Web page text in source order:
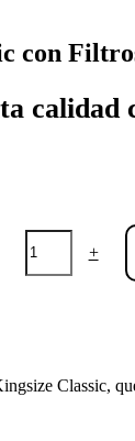
con
+
Classic,